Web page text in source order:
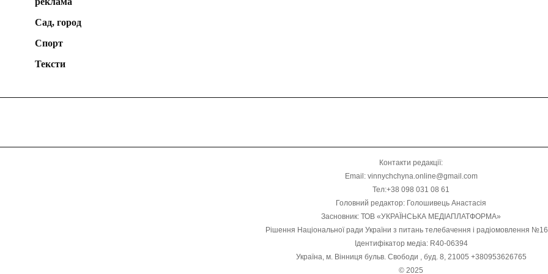
Сад, город
Спорт
Тексти
Контакти редакції:
Email: vinnychchyna.online@gmail.com
Тел:+38 098 031 08 61
Головний редактор: Голошивець Анастасія
Засновник: ТОВ «УКРАЇНСЬКА МЕДІАПЛАТФОРМА»
Рішення Національної ради України з питань телебачення і радіомовлення
Ідентифікатор медіа: R40-06394
Україна, м. Вінниця бульв. Свободи , буд. 8, 21005 +380953626765
© 2025